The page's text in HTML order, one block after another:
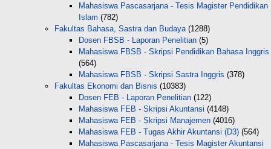
Mahasiswa Pascasarjana - Tesis Magister Pendidikan
Islam (782)
Fakultas Bahasa, Sastra dan Budaya(1288)
Dosen FBSB - Laporan Penelitian (5)
Mahasiswa FBSB - Skripsi Pendidikan Bahasa Inggris
(564)
Mahasiswa FBSB - Skripsi Sastra Inggris (378)
Fakultas Ekonomi dan Bisnis (10383)
Dosen FEB - Laporan Penelitian (122)
Mahasiswa FEB - Skripsi Akuntansi (4148)
Mahasiswa FEB - Skripsi Manajemen (4016)
Mahasiswa FEB - Tugas Akhir Akuntansi (D3) (564)
Mahasiswa Pascasarjana - Tesis Magister Akuntansi